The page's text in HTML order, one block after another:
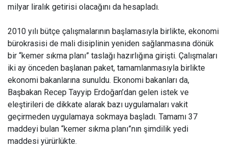
milyar liralık getirisi olacağını da hesapladı.
2010 yılı bütçe çalışmalarının başlamasıyla birlikte, ekonomi
bürokrasisi de mali disiplinin yeniden sağlanmasına dönük
bir “kemer sıkma planı” taslağı hazırlığına girişti. Çalışmaları
iki ay önceden başlanan paket, tamamlanmasıyla birlikte
ekonomi bakanlarına sunuldu. Ekonomi bakanları da,
Başbakan Recep Tayyip Erdoğan’dan gelen istek ve
eleştirileri de dikkate alarak bazı uygulamaları vakit
geçirmeden uygulamaya sokmaya başladı. Tamamı 37
maddeyi bulan “kemer sıkma planı”nın şimdilik yedi
maddesi yürürlükte.